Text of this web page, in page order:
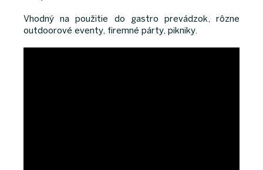
Vhodný na použitie do gastro prevádzok, rôzne
outdoorové eventy, firemné párty, pikniky.